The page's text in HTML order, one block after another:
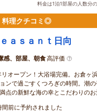
料金は1泊1部屋の人数分
料理クチコミ◎
ａｓａｎｔ日向
感、部屋、朝食高評価
オープン！大浴場完備。お倉ヶ
ンで過ごすくつろぎの時間。潮
点の新鮮な海の幸とこだわりのお
間前に予約されました